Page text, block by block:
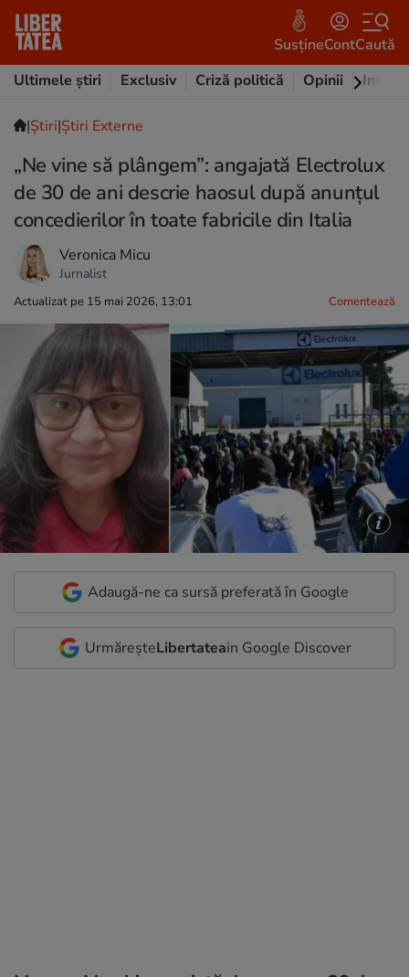
SusțineContCaută
Ultimele știri
Exclusiv Criză politică Opinii
|Ştiri|Știri Externe
„Ne vine să plângem”: angajată Electrolux
de 30 de ani descrie haosul după anunțul
concedierilor în toate fabricile din Italia
Veronica Micu
Jurnalist
Actualizat pe 15 mai 2026, 13:01 Comentează
Adaugă-ne ca sursă preferată în Google
UrmăreșteLibertateain Google Discover